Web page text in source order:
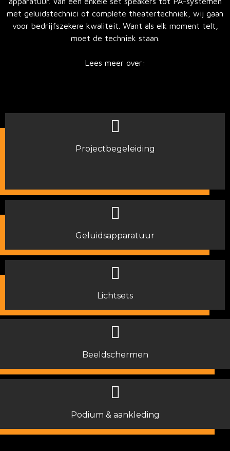
met geluidstechnici of complete theatertechniek, wij gaan
voor bedrijfszekere kwaliteit. Want als elk moment telt,
moet de techniek staan.
Lees meer over:
Projectbegeleiding
Geluidsapparatuur
Lichtsets
Beeldschermen
Podium & aankleding